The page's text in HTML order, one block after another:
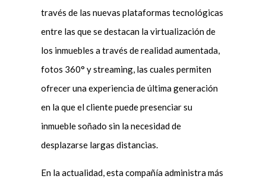
través de las nuevas plataformas tecnológicas
entre las que se destacan la virtualización de
los inmuebles a través de realidad aumentada,
fotos 360° y streaming, las cuales permiten
ofrecer una experiencia de última generación
en la que el cliente puede presenciar su
inmueble soñado sin la necesidad de
desplazarse largas distancias.
En la actualidad, esta compañía administra más